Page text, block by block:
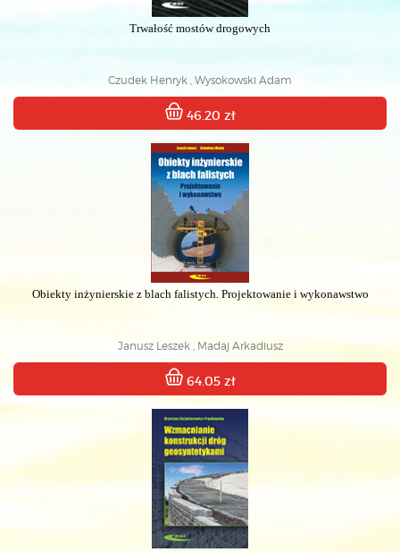
Trwałość mostów drogowych
Czudek Henryk , Wysokowski Adam
46.20 zł
Obiekty inżynierskie z blach falistych. Projektowanie i wykonawstwo
Janusz Leszek , Madaj Arkadiusz
64.05 zł